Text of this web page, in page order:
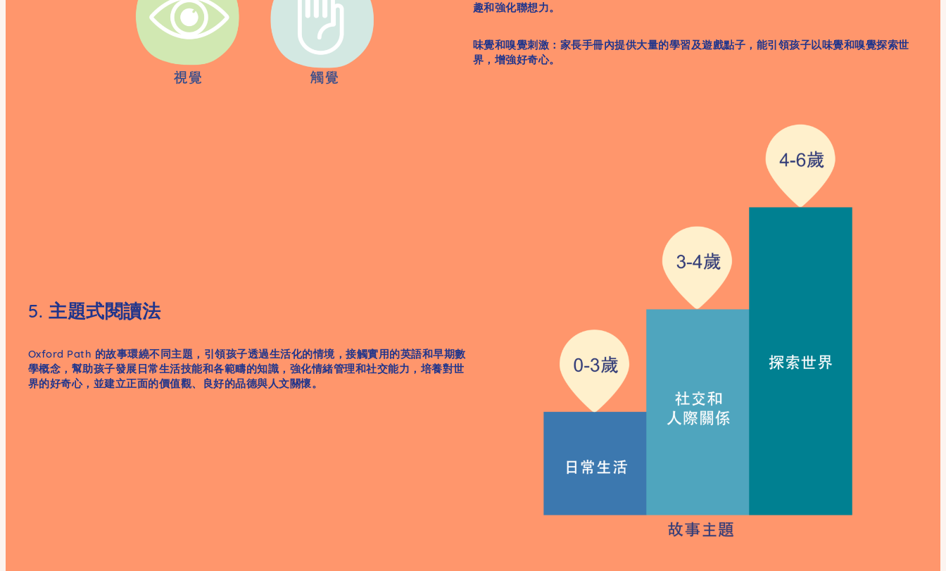
趣和強化聯想力。
味覺和嗅覺刺激：家長手冊內提供大量的學習及遊戲點子，能引領孩子以味覺和嗅覺探索世
界，增強好奇心。
5. 主題式閱讀法
Oxford Path 的故事環繞不同主題，引領孩子透過生活化的情境，接觸實用的英語和早期數
學概念，幫助孩子發展日常生活技能和各範疇的知識，強化情緒管理和社交能力，培養對世
界的好奇心，並建立正面的價值觀、良好的品德與人文關懷。